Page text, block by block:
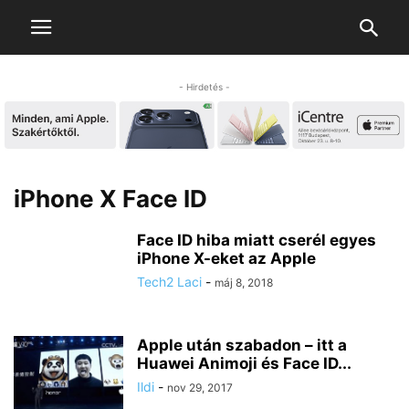
- Hirdetés -
iPhone X Face ID
Face ID hiba miatt cserél egyes
iPhone X-eket az Apple
Tech2 Laci - máj 8, 2018
Apple után szabadon – itt a
Huawei Animoji és Face ID...
Ildi - nov 29, 2017